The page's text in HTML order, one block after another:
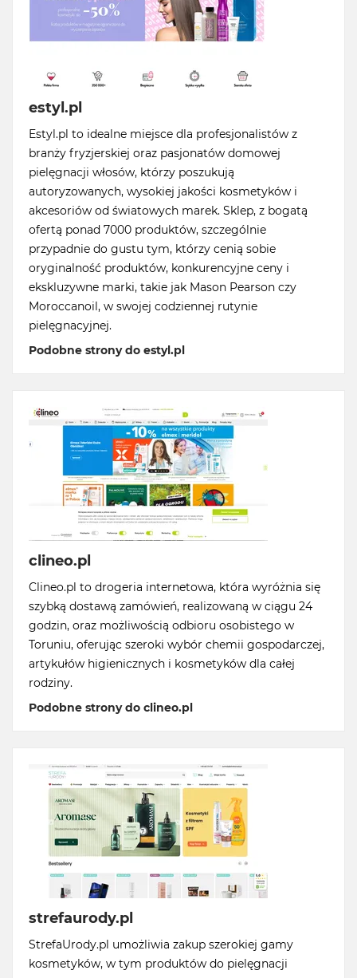
estyl.pl
Estyl.pl to idealne miejsce dla profesjonalistów z
branży fryzjerskiej oraz pasjonatów domowej
pielęgnacji włosów, którzy poszukują
autoryzowanych, wysokiej jakości kosmetyków i
akcesoriów od światowych marek. Sklep, z bogatą
ofertą ponad 7000 produktów, szczególnie
przypadnie do gustu tym, którzy cenią sobie
oryginalność produktów, konkurencyjne ceny i
ekskluzywne marki, takie jak Mason Pearson czy
Moroccanoil, w swojej codziennej rutynie
pielęgnacyjnej.
Podobne strony do estyl.pl
clineo.pl
Clineo.pl to drogeria internetowa, która wyróżnia się
szybką dostawą zamówień, realizowaną w ciągu 24
godzin, oraz możliwością odbioru osobistego w
Toruniu, oferując szeroki wybór chemii gospodarczej,
artykułów higienicznych i kosmetyków dla całej
rodziny.
Podobne strony do clineo.pl
strefaurody.pl
StrefaUrody.pl umożliwia zakup szerokiej gamy
kosmetyków, w tym produktów do pielęgnacji